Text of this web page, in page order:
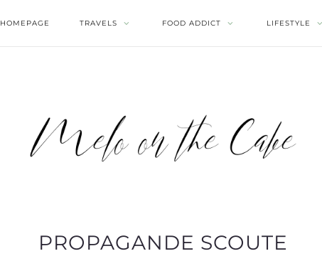
HOMEPAGE TRAVELS FOOD ADDICT LIFESTYLE
PROPAGANDE SCOUTE